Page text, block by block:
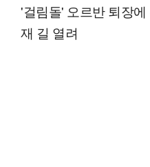
'걸림돌' 오르반 퇴장
재 길 열려